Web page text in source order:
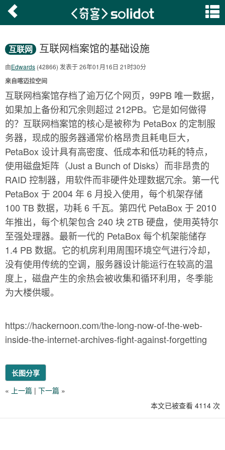
互联网 互联网档案馆的基础设施
由Edwards (42866) 发表于 26年01月16日 21时30分
来自喀迈拉空间
互联网档案馆存档了逾万亿个网页，99PB 唯一数据，
如果加上备份和冗余则超过 212PB。它是如何做得
的？互联网档案馆的核心是被称为 PetaBox 的定制服
务器，现成的服务器通常价格昂贵且耗电巨大，
PetaBox 设计具有高密度、低成本和低功耗的特点，
使用磁盘矩阵（Just a Bunch of Disks）而非昂贵的
RAID 控制器，用软件而非硬件处理数据冗余。第一代
PetaBox 于 2004 年 6 月投入使用，每个机架存储
100 TB 数据，功耗 6 千瓦。第四代 PetaBox 于 2010
年推出，每个机架包含 240 块 2TB 硬盘，使用英特尔
至强处理器。最新一代的 PetaBox 每个机架能储存
1.4 PB 数据。它的机房利用周围环境空气进行冷却，
没有使用传统的空调，服务器设计能运行在较高的温
度上，磁盘产生的余热会被收集和循环利用，冬季能
为大楼供暖。
https://hackernoon.com/the-long-now-of-the-web-
inside-the-internet-archives-fight-against-forgetting
长图分享
« 上一篇 | 下一篇 »
本文已被查看 4114 次